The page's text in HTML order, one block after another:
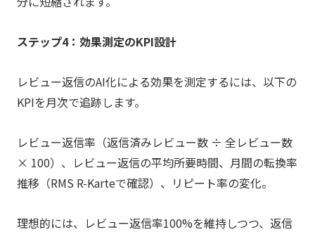
ステップ4：効果測定のKPI設計
レビュー返信のAI化による効果を測定するには、以下の
KPIを月次で追跡します。
レビュー返信率（返信済みレビュー数 ÷ 全レビュー数
× 100）、レビュー返信の平均所要時間、月間の転換率
推移（RMS R-Karteで確認）、リピート率の変化。
理想的には、レビュー返信率100%を維持しつつ、返信